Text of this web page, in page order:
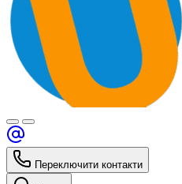
Переключити контакти